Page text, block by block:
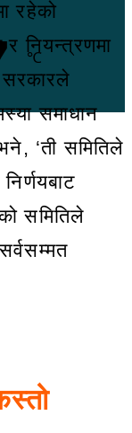
℃
रहेको
र नियन्त्रणमा
सरकारले
समाधान
‘ती समितिले
समितिले